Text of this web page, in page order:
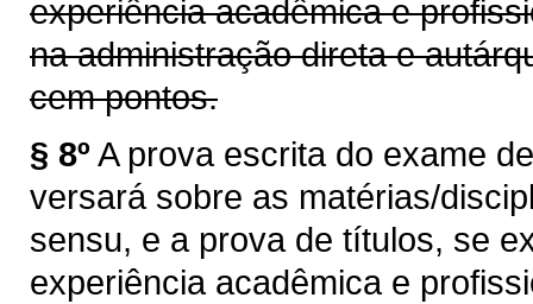
experiência acadêmica e
na administração direta e
cem pontos.
§ 8º A prova escrita do exame
versará sobre as matérias/
sensu, e a prova de títulos, se
experiência acadêmica e